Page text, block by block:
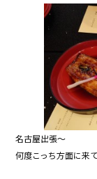
名古屋出張〜
何度こっち方面に来